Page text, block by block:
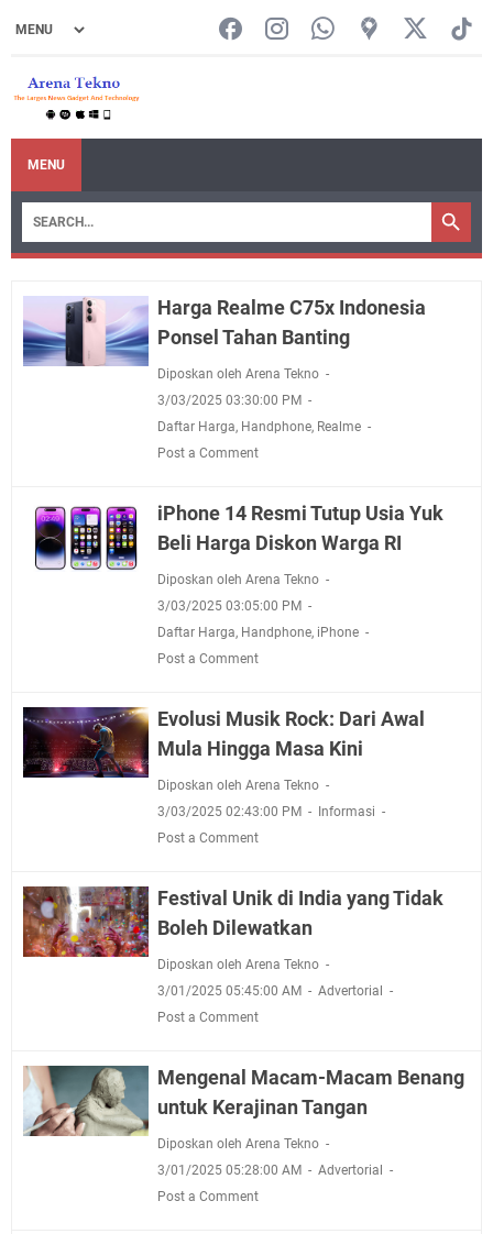
MENU
Harga Realme C75x Indonesia
Ponsel Tahan Banting
Diposkan oleh Arena Tekno
3/03/2025 03:30:00 PM
Daftar Harga, Handphone, Realme
Post a Comment
iPhone 14 Resmi Tutup Usia Yuk
Beli Harga Diskon Warga RI
Diposkan oleh Arena Tekno
3/03/2025 03:05:00 PM
Daftar Harga, Handphone, iPhone
Post a Comment
Evolusi Musik Rock: Dari Awal
Mula Hingga Masa Kini
Diposkan oleh Arena Tekno
3/03/2025 02:43:00 PM
Informasi
Post a Comment
Festival Unik di India yang Tidak
Boleh Dilewatkan
Diposkan oleh Arena Tekno
3/01/2025 05:45:00 AM
Advertorial
Post a Comment
Mengenal Macam-Macam Benang
untuk Kerajinan Tangan
Diposkan oleh Arena Tekno
3/01/2025 05:28:00 AM
Advertorial
Post a Comment